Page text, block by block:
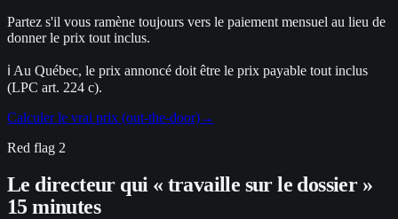
Partez s'il vous ramène toujours vers le paiement mensuel au lieu de
donner le prix tout inclus.
ℹ Au Québec, le prix annoncé doit être le prix payable tout inclus
(LPC art. 224 c).
Calculer le vrai prix (out-the-door)→
Red flag 2
Le directeur qui « travaille sur le dossier »
15 minutes